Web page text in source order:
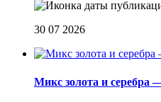
30 07 2026
Микс золота и